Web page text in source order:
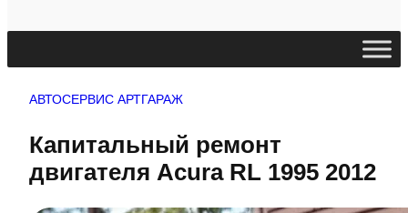
АВТОСЕРВИС АРТГАРАЖ
Капитальный ремонт
двигателя Acura RL 1995 2012